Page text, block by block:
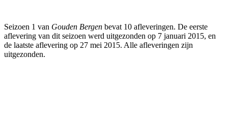
Seizoen 1 van Gouden Bergen bevat 10 afleveringen. De eerste
aflevering van dit seizoen werd uitgezonden op 7 januari 2015, en
de laatste aflevering op 27 mei 2015. Alle afleveringen zijn
uitgezonden.